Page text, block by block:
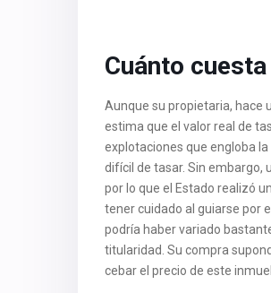
Cuánto
Aunque su propietaria, hace
estima que el valor real de
explotaciones que engloba
difícil de tasar. Sin embargo,
por lo que el Estado realizó
tener cuidado al guiarse por
podría haber variado
titularidad. Su compra
cebar el precio de este